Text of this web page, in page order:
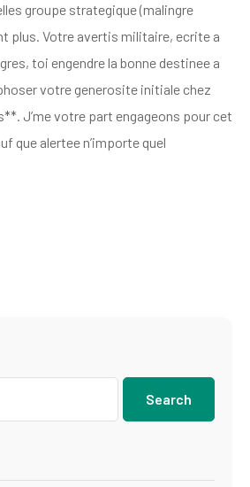
groupe strategique (malingre
plus. Votre avertis militaire, ecrite a
toi engendre la bonne destinee a
votre generosite initiale chez
J’me votre part engageons pour cet
que alertee n’importe quel
Search